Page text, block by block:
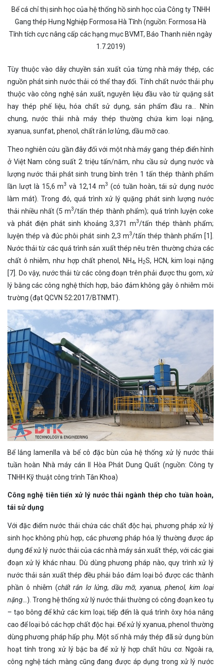
Bể cá chỉ thị sinh học của hệ thống hồ sinh học của Công ty TNHH
Gang thép Hưng Nghiệp Formosa Hà Tĩnh (nguồn: Formosa Hà
Tĩnh tích cực nâng cấp các hạng mục BVMT, Báo Thanh niên ngày
1.7.2019)
Tùy thuộc vào dây chuyền sản xuất của từng nhà máy thép, các
nguồn phát sinh nước thải có thể thay đổi. Tính chất nước thải phụ
thuộc vào công nghệ sản xuất, nguyên liệu đầu vào từ quặng sắt
hay thép phế liệu, hóa chất sử dụng, sản phẩm đầu ra… Nhìn
chung, nước thải nhà máy thép thường chứa kim loại nặng,
xyanua, sunfat, phenol, chất rắn lơ lửng, dầu mỡ cao.
Theo nghiên cứu gần đây đối với một nhà máy gang thép điển hình
ở Việt Nam công suất 2 triệu tấn/năm, nhu cầu sử dụng nước và
lượng nước thải phát sinh trung bình trên 1 tấn thép thành phẩm
lần lượt là 15,6 m3 và 12,14 m3 (có tuần hoàn, tái sử dụng nước
làm mát). Trong đó, quá trình xử lý quặng phát sinh lượng nước
thải nhiều nhất (5 m3/tấn thép thành phẩm); quá trình luyện coke
và phát điện phát sinh khoảng 3,371 m3/tấn thép thành phẩm;
luyện thép và đúc phôi phát sinh 2,3 m3/tấn thép thành phẩm [1].
Nước thải từ các quá trình sản xuất thép nêu trên thường chứa các
chất ô nhiễm, như hợp chất phenol, NH4, H2S, HCN, kim loại nặng
[7]. Do vậy, nước thải từ các công đoạn trên phải được thu gom, xử
lý bằng các công nghệ thích hợp, bảo đảm không gây ô nhiễm môi
trường (đạt QCVN 52:2017/BTNMT).
Bể lắng lamenlla và bể cô đặc bùn của hệ thống xử lý nước thải
tuần hoàn Nhà máy cán II Hòa Phát Dung Quất (nguồn: Công ty
TNHH Kỹ thuật công trình Tân Khoa)
Công nghệ tiên tiến xử lý nước thải ngành thép cho tuần hoàn,
tái sử dụng
Với đặc điểm nước thải chứa các chất độc hại, phương pháp xử lý
sinh học không phù hợp, các phương pháp hóa lý thường được áp
dụng để xử lý nước thải của các nhà máy sản xuất thép, với các giai
đoạn xử lý khác nhau. Dù dùng phương pháp nào, quy trình xử lý
nước thải sản xuất thép đều phải bảo đảm loại bỏ được các thành
phần ô nhiễm (chất rắn lơ lửng, dầu mỡ, xyanua, phenol, kim loại
nặng… ). Trong hệ thống xử lý nước thải thường có công đoạn keo tụ
– tạo bông để khử các kim loại; tiếp đến là quá trình ôxy hóa nâng
cao để loại bỏ các hợp chất độc hại. Để xử lý xyanua, phenol thường
dùng phương pháp hấp phụ. Một số nhà máy thép đã sử dụng bùn
hoạt tính trong xử lý bậc ba để xử lý hợp chất hữu cơ. Ngoài ra,
công nghệ tách màng cũng đang được áp dụng trong xử lý nước